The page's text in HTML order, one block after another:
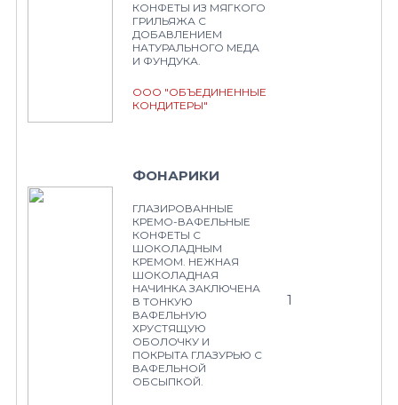
КОНФЕТЫ ИЗ МЯГКОГО
ГРИЛЬЯЖА С
ДОБАВЛЕНИЕМ
НАТУРАЛЬНОГО МЕДА
И ФУНДУКА.
ООО "ОБЪЕДИНЕННЫЕ
КОНДИТЕРЫ"
ФОНАРИКИ
ГЛАЗИРОВАННЫЕ
КРЕМО-ВАФЕЛЬНЫЕ
КОНФЕТЫ С
ШОКОЛАДНЫМ
КРЕМОМ. НЕЖНАЯ
ШОКОЛАДНАЯ
НАЧИНКА ЗАКЛЮЧЕНА
В ТОНКУЮ
ВАФЕЛЬНУЮ
ХРУСТЯЩУЮ
ОБОЛОЧКУ И
ПОКРЫТА ГЛАЗУРЬЮ С
ВАФЕЛЬНОЙ
ОБСЫПКОЙ.
1